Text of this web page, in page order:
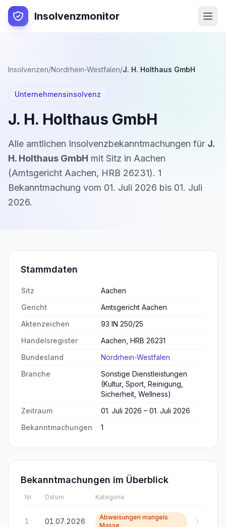
Insolvenzmonitor
Insolvenzen/Nordrhein-Westfalen/J. H. Holthaus GmbH
Unternehmensinsolvenz
J. H. Holthaus GmbH
Alle amtlichen Insolvenzbekanntmachungen für J.
H. Holthaus GmbH mit Sitz in Aachen
(Amtsgericht Aachen, HRB 26231). 1
Bekanntmachung vom 01. Juli 2026 bis 01. Juli
2026.
Stammdaten
Sitz
Aachen
Gericht
Amtsgericht Aachen
Aktenzeichen
93 IN 250/25
Handelsregister
Aachen, HRB 26231
Bundesland
Nordrhein-Westfalen
Branche
Sonstige Dienstleistungen
(Kultur, Sport, Reinigung,
Sicherheit, Wellness)
Zeitraum
01. Juli 2026 – 01. Juli 2026
Bekanntmachungen
1
Bekanntmachungen im Überblick
Nr. Datum Kategorie
1 01.07.2026
Abweisungen mangels
Masse